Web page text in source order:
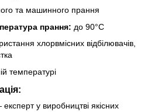
та машинного прання
прання: до 90°C
хлорвмісних відбілювачів,
температурі
у виробництві якісних